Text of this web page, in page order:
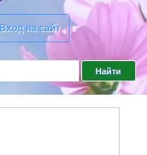
Вход на сайт